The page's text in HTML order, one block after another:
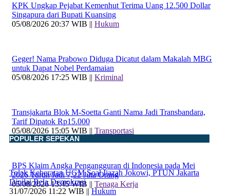
KPK Ungkap Pejabat Kemenhut Terima Uang 12.500 Dollar
Singapura dari Bupati Kuansing
05/08/2026 20:37 WIB || Hukum
Geger! Nama Prabowo Diduga Dicatut dalam Makalah MBG
untuk Dapat Nobel Perdamaian
05/08/2026 17:25 WIB || Kriminal
Transjakarta Blok M-Soetta Ganti Nama Jadi Transbandara,
Tarif Dipatok Rp15.000
05/08/2026 15:05 WIB || Transportasi
BPS Klaim Angka Pengangguran di Indonesia pada Mei
2026 Turun Jadi 7,22 Juta Orang
05/08/2026 13:45 WIB || Tenaga Kerja
POPULER SEPEKAN
Tolak Keberatan UGM Soal Ijazah Jokowi, PTUN Jakarta
Dinilai Bela Demokrasi
31/07/2026 11:22 WIB ||Hukum